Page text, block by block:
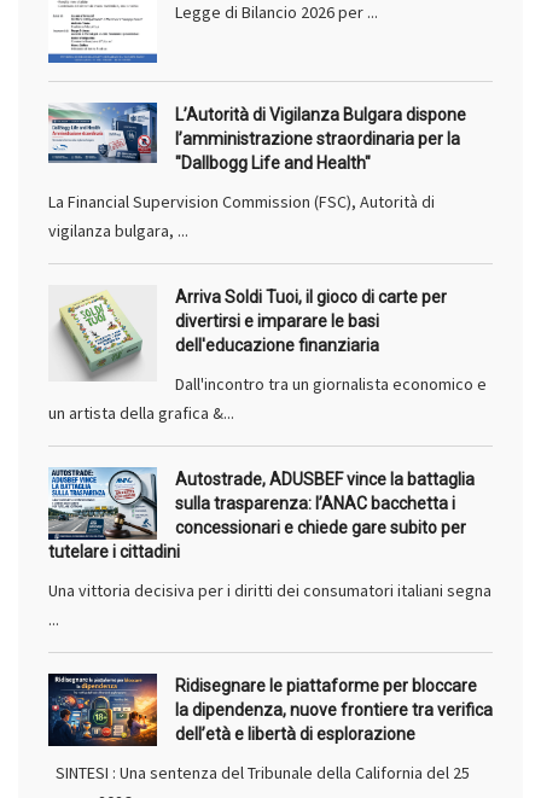
Legge di Bilancio 2026 per ...
L’Autorità di Vigilanza Bulgara dispone
l’amministrazione straordinaria per la
"Dallbogg Life and Health"
La Financial Supervision Commission (FSC), Autorità di
vigilanza bulgara, ...
Arriva Soldi Tuoi, il gioco di carte per
divertirsi e imparare le basi
dell'educazione finanziaria
Dall'incontro tra un giornalista economico e
un artista della grafica &...
Autostrade, ADUSBEF vince la battaglia
sulla trasparenza: l’ANAC bacchetta i
concessionari e chiede gare subito per
tutelare i cittadini
Una vittoria decisiva per i diritti dei consumatori italiani segna
...
Ridisegnare le piattaforme per bloccare
la dipendenza, nuove frontiere tra verifica
dell’età e libertà di esplorazione
SINTESI : Una sentenza del Tribunale della California del 25